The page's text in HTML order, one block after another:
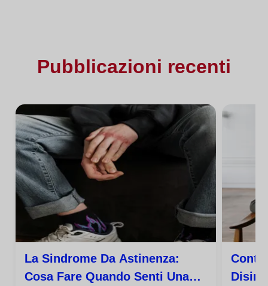
Pubblicazioni recenti
La Sindrome Da Astinenza:
Cosa Fare Quando Senti Una